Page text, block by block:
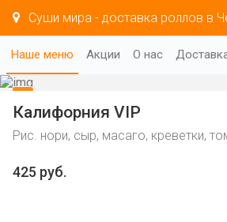
Суши мира - доставка роллов в
Наше меню Акции О нас
Калифорния VIP
Рис. нори, сыр, масаго, креветки,
425 руб.